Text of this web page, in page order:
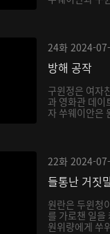
24화 2024-
방해 공작
구윈정은 여자
과 영화관 데이
자 쑤웨이안은
22화 2024-
들통난 거짓
원란은 두윈청
를 가로챈 일을
원위량에게 쑤